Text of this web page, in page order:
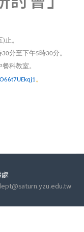
) 止。
30分至下午5時30分。
科教室。
。